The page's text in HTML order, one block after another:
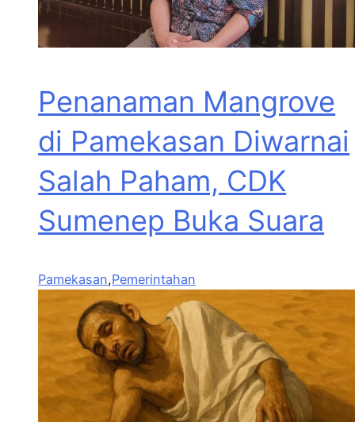
Penanaman Mangrove
di Pamekasan Diwarnai
Salah Paham, CDK
Sumenep Buka Suara
Pamekasan,Pemerintahan